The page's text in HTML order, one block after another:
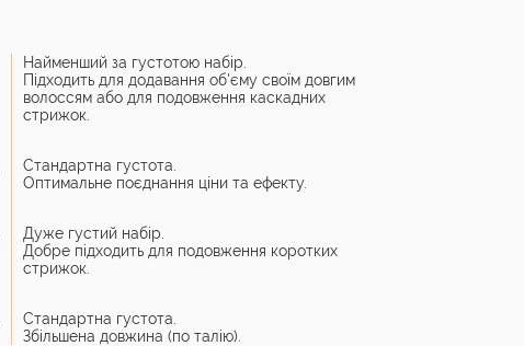
Найменший за густотою набір.
Підходить для додавання об'єму своїм довгим
волоссям або для подовження каскадних
стрижок.
Стандартна густота.
Оптимальне поєднання ціни та ефекту.
Дуже густий набір.
Добре підходить для подовження коротких
стрижок.
Стандартна густота.
Збільшена довжина (по талію).